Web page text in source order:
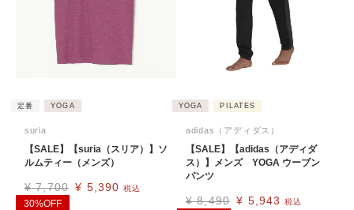
定番 YOGA
suria
【SALE】【suria（スリア）】ソ
ルムティー（メンズ）
¥ 7,700 ¥ 5,390 税込
30%OFF
YOGA PILATES
adidas（アディダス）
【SALE】【adidas（アディダ
ス）】メンズ YOGA ウーブン
パンツ
¥ 8,490 ¥ 5,943 税込